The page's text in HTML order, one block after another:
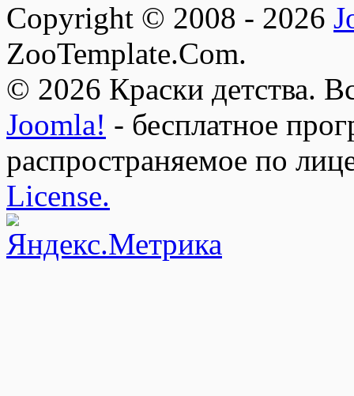
Copyright © 2008 - 2026
ZooTemplate.Com.
© 2026 Краски детства.
Joomla! - бесплатное
распространяемое по
License.